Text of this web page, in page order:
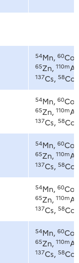
54Mn, 60Co,
65Zn, 110m
137Cs, 58Co
54Mn, 60Co,
65Zn, 110m
137Cs, 58Co
54Mn, 60Co,
65Zn, 110m
137Cs, 58Co
54Mn, 60Co,
65Zn, 110m
137Cs, 58Co
54Mn, 60Co,
65Zn, 110m
137Cs, 58Co